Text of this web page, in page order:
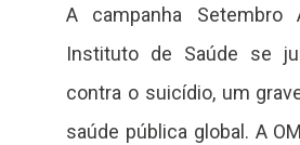
A campanha Setembro
Instituto de Saúde se
contra o suicídio, um
saúde pública global. A